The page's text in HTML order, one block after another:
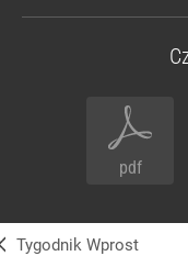
pdf
Tygodnik Wprost